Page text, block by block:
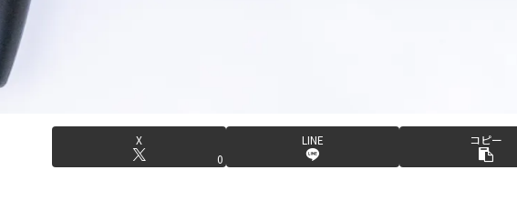
X
0
LINE コピー